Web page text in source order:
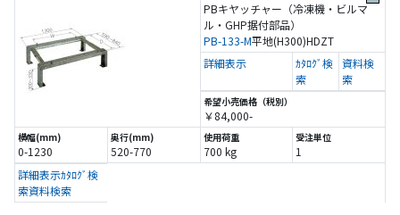
PBキヤッチャー（冷凍機・ビルマ
ル・GHP据付部品）
PB-133-M平地(H300)HDZT
0-1230 520-770 700 kg 1
￥84,000-
詳細表示
ｶﾀﾛｸﾞ検
索
資料検
索
詳細表示ｶﾀﾛｸﾞ検
索資料検索